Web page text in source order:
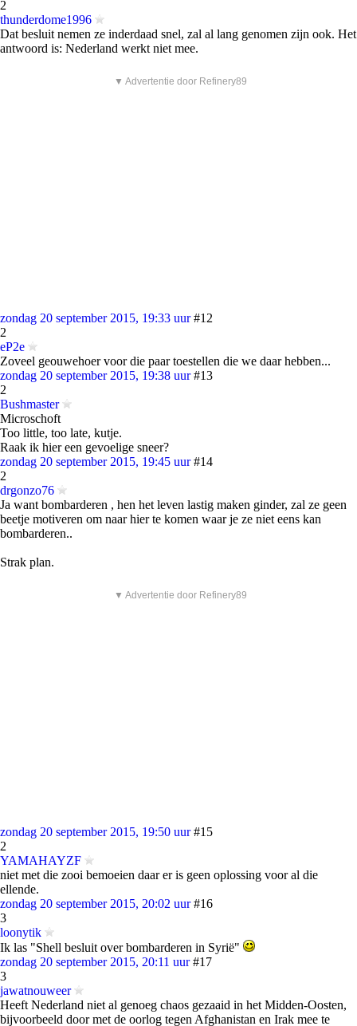
2
thunderdome1996
Dat besluit nemen ze inderdaad snel, zal al lang genomen zijn ook. Het
antwoord is: Nederland werkt niet mee.
▼ Advertentie door Refinery89
zondag 20 september 2015, 19:33 uur #12
2
eP2e
Zoveel geouwehoer voor die paar toestellen die we daar hebben...
zondag 20 september 2015, 19:38 uur #13
2
Bushmaster
Microschoft
Too little, too late, kutje.
Raak ik hier een gevoelige sneer?
zondag 20 september 2015, 19:45 uur #14
2
drgonzo76
Ja want bombarderen , hen het leven lastig maken ginder, zal ze geen
beetje motiveren om naar hier te komen waar je ze niet eens kan
bombarderen..
Strak plan.
▼ Advertentie door Refinery89
zondag 20 september 2015, 19:50 uur #15
2
YAMAHAYZF
niet met die zooi bemoeien daar er is geen oplossing voor al die
ellende.
zondag 20 september 2015, 20:02 uur #16
3
loonytik
Ik las "Shell besluit over bombarderen in Syrië"
zondag 20 september 2015, 20:11 uur #17
3
jawatnouweer
Heeft Nederland niet al genoeg chaos gezaaid in het Midden-Oosten,
bijvoorbeeld door met de oorlog tegen Afghanistan en Irak mee te